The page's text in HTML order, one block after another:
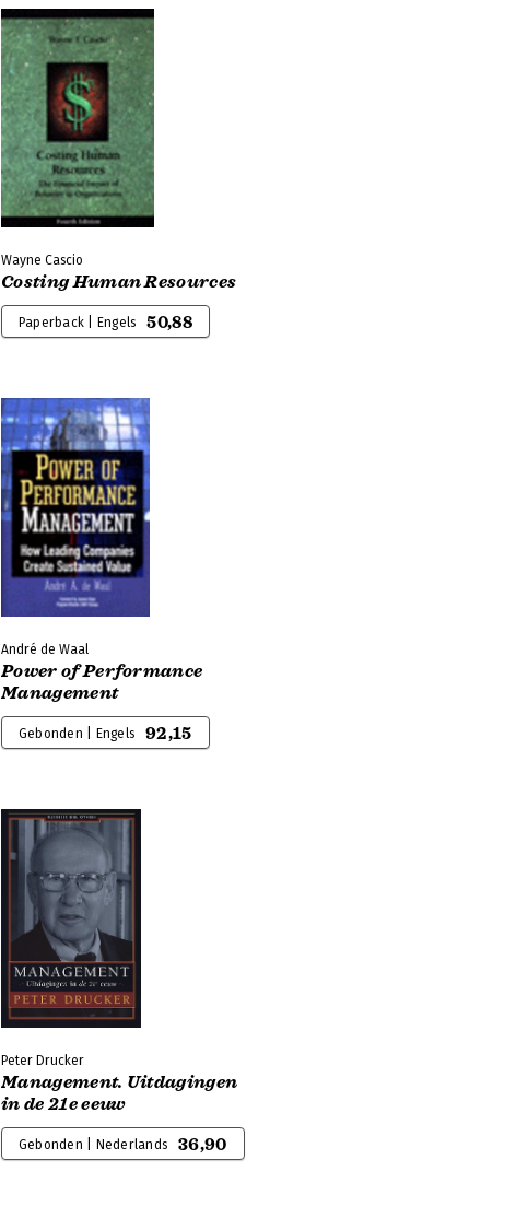
Wayne Cascio
Costing Human Resources
Paperback | Engels 50,88
André de Waal
Power of Performance
Management
Gebonden | Engels 92,15
Peter Drucker
Management. Uitdagingen
in de 21e eeuw
Gebonden | Nederlands 36,90